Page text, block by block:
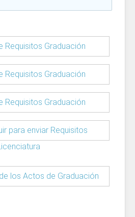
Requisitos Graduación
Requisitos Graduación
Requisitos Graduación
para enviar Requisitos
los Actos de Graduación